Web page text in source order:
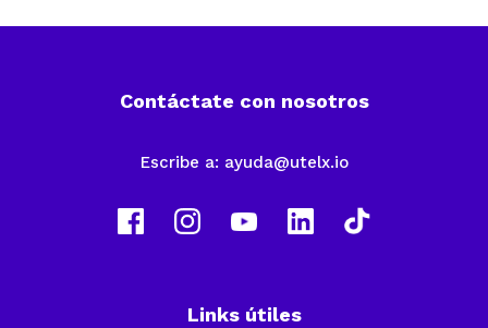
Contáctate con nosotros
Escribe a: ayuda@utelx.io
Links útiles